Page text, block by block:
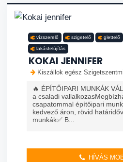
vízszerelő szigetelő glettelő
lakásfelújítás
KOKAI JENNIFER
Kiszállok egész
🔥 ÉPÍTŐIPARI MUNKÁK
a csaladi
csapatommal építőipari
kedvező áron, rövid
munkák✅ B...
HÍVÁS